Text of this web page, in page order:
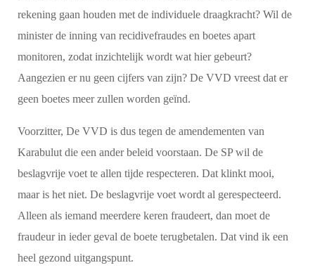
rekening gaan houden met de individuele draagkracht? Wil de
minister de inning van recidivefraudes en boetes apart
monitoren, zodat inzichtelijk wordt wat hier gebeurt?
Aangezien er nu geen cijfers van zijn? De VVD vreest dat er
geen boetes meer zullen worden geïnd.
Voorzitter, De VVD is dus tegen de amendementen van
Karabulut die een ander beleid voorstaan. De SP wil de
beslagvrije voet te allen tijde respecteren. Dat klinkt mooi,
maar is het niet. De beslagvrije voet wordt al gerespecteerd.
Alleen als iemand meerdere keren fraudeert, dan moet de
fraudeur in ieder geval de boete terugbetalen. Dat vind ik een
heel gezond uitgangspunt.